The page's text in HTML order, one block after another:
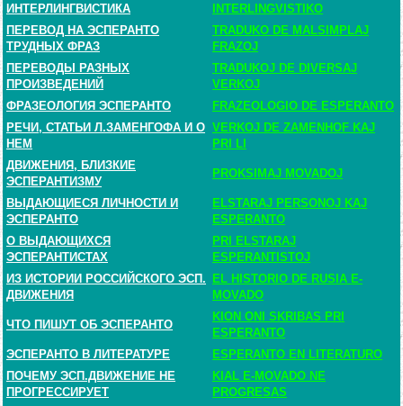
ИНТЕРЛИНГВИСТИКА
INTERLINGVISTIKO
ПЕРЕВОД НА ЭСПЕРАНТО
ТРУДНЫХ ФРАЗ
TRADUKO DE MALSIMPLAJ
FRAZOJ
ПЕРЕВОДЫ РАЗНЫХ
ПРОИЗВЕДЕНИЙ
TRADUKOJ DE DIVERSAJ
VERKOJ
ФРАЗЕОЛОГИЯ ЭСПЕРАНТО
FRAZEOLOGIO DE ESPERANTO
РЕЧИ, СТАТЬИ Л.ЗАМЕНГОФА И О
НЕМ
VERKOJ DE ZAMENHOF KAJ
PRI LI
ДВИЖЕНИЯ, БЛИЗКИЕ
ЭСПЕРАНТИЗМУ
PROKSIMAJ MOVADOJ
ВЫДАЮЩИЕСЯ ЛИЧНОСТИ И
ЭСПЕРАНТО
ELSTARAJ PERSONOJ KAJ
ESPERANTO
О ВЫДАЮЩИХСЯ
ЭСПЕРАНТИСТАХ
PRI ELSTARAJ
ESPERANTISTOJ
ИЗ ИСТОРИИ РОССИЙСКОГО ЭСП.
ДВИЖЕНИЯ
EL HISTORIO DE RUSIA E-
MOVADO
ЧТО ПИШУТ ОБ ЭСПЕРАНТО
KION ONI SKRIBAS PRI
ESPERANTO
ЭСПЕРАНТО В ЛИТЕРАТУРЕ
ESPERANTO EN LITERATURO
ПОЧЕМУ ЭСП.ДВИЖЕНИЕ НЕ
ПРОГРЕССИРУЕТ
KIAL E-MOVADO NE
PROGRESAS